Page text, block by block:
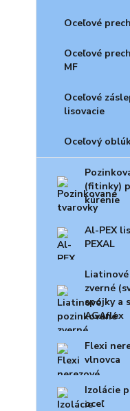
Oceľové
Oceľové
MF
Oceľové
lisovacie
Oceľový
(fitinky)
kúrenie
Al-PEX
PEXAL
zverné
spojky a
AGAflex
Flexi
vlnovca
Izolácie
oceľ